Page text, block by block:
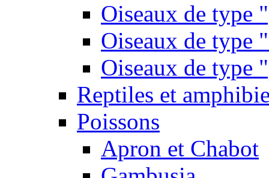
Oiseaux de type
Oiseaux de type
Oiseaux de type
Reptiles et
Poissons
Apron et Chabot